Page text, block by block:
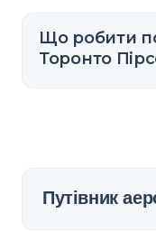
Що робити
Торонто
Путівник